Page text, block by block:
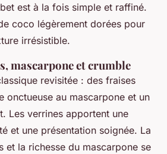
est à la fois simple et raffiné.
coco légèrement dorées pour
irrésistible.
mascarpone et crumble
revisitée : des fraises
onctueuse au mascarpone et un
Les verrines apportent une
et une présentation soignée. La
et la richesse du mascarpone se